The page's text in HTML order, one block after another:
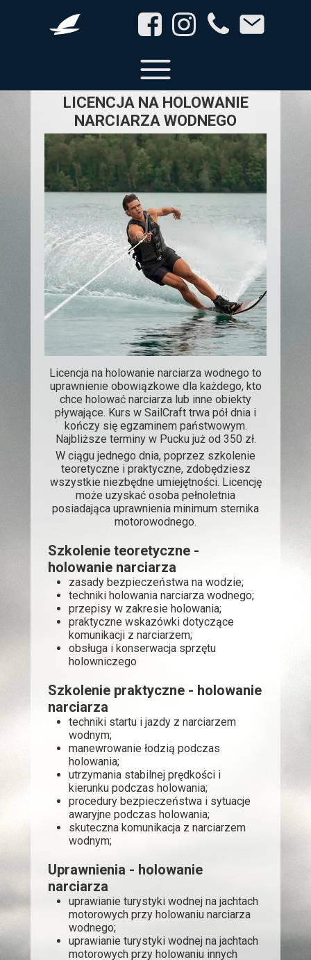
Sprawdź terminy
LICENCJA NA HOLOWANIE
NARCIARZA WODNEGO
Licencja na holowanie narciarza wodnego to
uprawnienie obowiązkowe dla każdego, kto
chce holować narciarza lub inne obiekty
pływające. Kurs w SailCraft trwa pół dnia i
kończy się egzaminem państwowym.
Najbliższe terminy w Pucku już od 350 zł.
W ciągu jednego dnia, poprzez szkolenie
teoretyczne i praktyczne, zdobędziesz
wszystkie niezbędne umiejętności. Licencję
może uzyskać osoba pełnoletnia
posiadająca uprawnienia minimum sternika
motorowodnego.
Uprawnienia - holowanie
narciarza
uprawianie turystyki wodnej na jachtach
motorowych przy holowaniu narciarza
wodnego;
uprawianie turystyki wodnej na jachtach
motorowych przy holowaniu innych
Szkolenie praktyczne - holowanie
narciarza
techniki startu i jazdy z narciarzem
wodnym;
manewrowanie łodzią podczas
holowania;
utrzymania stabilnej prędkości i
kierunku podczas holowania;
procedury bezpieczeństwa i sytuacje
awaryjne podczas holowania;
skuteczna komunikacja z narciarzem
wodnym;
Szkolenie teoretyczne -
holowanie narciarza
zasady bezpieczeństwa na wodzie;
techniki holowania narciarza wodnego;
przepisy w zakresie holowania;
praktyczne wskazówki dotyczące
komunikacji z narciarzem;
obsługa i konserwacja sprzętu
holowniczego